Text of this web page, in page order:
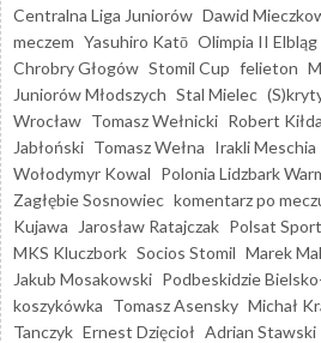
Centralna Liga Juniorów Dawid
meczem Yasuhiro Katō Olimpia II Elbląg
Chrobry Głogów Stomil Cup felieton
Juniorów Młodszych Stal Mielec
Wrocław Tomasz Wełnicki Robert
Jabłoński Tomasz Wełna Irakli Meschia
Wołodymyr Kowal Polonia Lidzbark
Zagłębie Sosnowiec komentarz po
Kujawa
Jarosław Ratajczak Polsat Sport
MKS Kluczbork Socios Stomil Marek
Jakub Mosakowski Podbeskidzie
koszykówka Tomasz Asensky Michał
Tanczyk Ernest Dzięcioł Adrian Stawski